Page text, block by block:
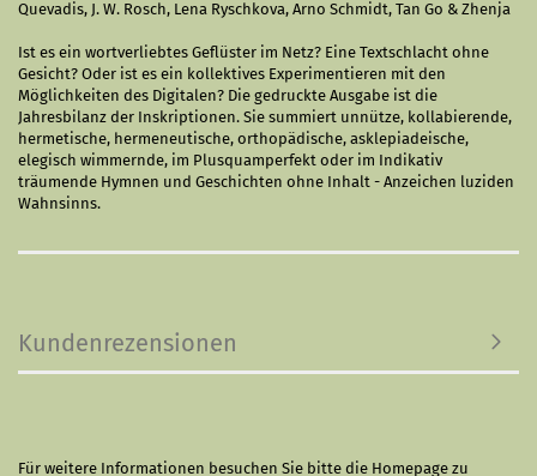
Quevadis, J. W. Rosch, Lena Ryschkova, Arno Schmidt, Tan Go & Zhenja
Ist es ein wortverliebtes Geflüster im Netz? Eine Textschlacht ohne
Gesicht? Oder ist es ein kollektives Experimentieren mit den
Möglichkeiten des Digitalen? Die gedruckte Ausgabe ist die
Jahresbilanz der Inskriptionen. Sie summiert unnütze, kollabierende,
hermetische, hermeneutische, orthopädische, asklepiadeische,
elegisch wimmernde, im Plusquamperfekt oder im Indikativ
träumende Hymnen und Geschichten ohne Inhalt - Anzeichen luziden
Wahnsinns.
Kundenrezensionen
Für weitere Informationen besuchen Sie bitte die Homepage zu